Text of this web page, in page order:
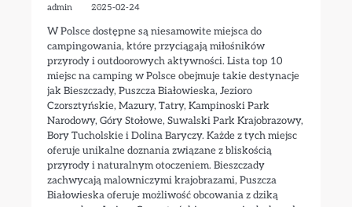
admin 2025-02-24
W Polsce dostępne są niesamowite miejsca do
campingowania, które przyciągają miłośników
przyrody i outdoorowych aktywności. Lista top 10
miejsc na camping w Polsce obejmuje takie destynacje
jak Bieszczady, Puszcza Białowieska, Jezioro
Czorsztyńskie, Mazury, Tatry, Kampinoski Park
Narodowy, Góry Stołowe, Suwalski Park Krajobrazowy,
Bory Tucholskie i Dolina Baryczy. Każde z tych miejsc
oferuje unikalne doznania związane z bliskością
przyrody i naturalnym otoczeniem. Bieszczady
zachwycają malowniczymi krajobrazami, Puszcza
Białowieska oferuje możliwość obcowania z dziką